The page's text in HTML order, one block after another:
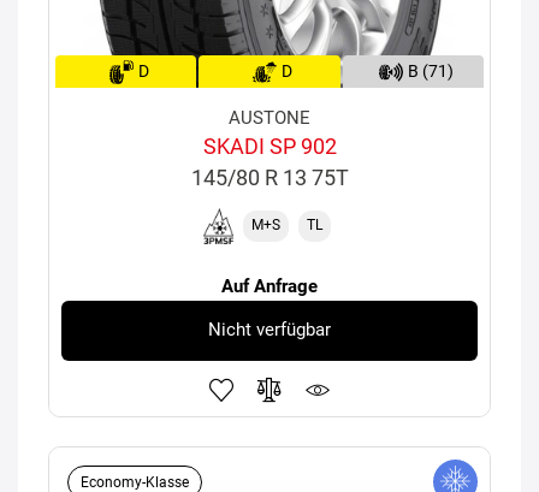
D D B (71)
AUSTONE
SKADI SP 902
145/80 R 13 75T
M+S TL
Auf Anfrage
Nicht verfügbar
Economy-Klasse